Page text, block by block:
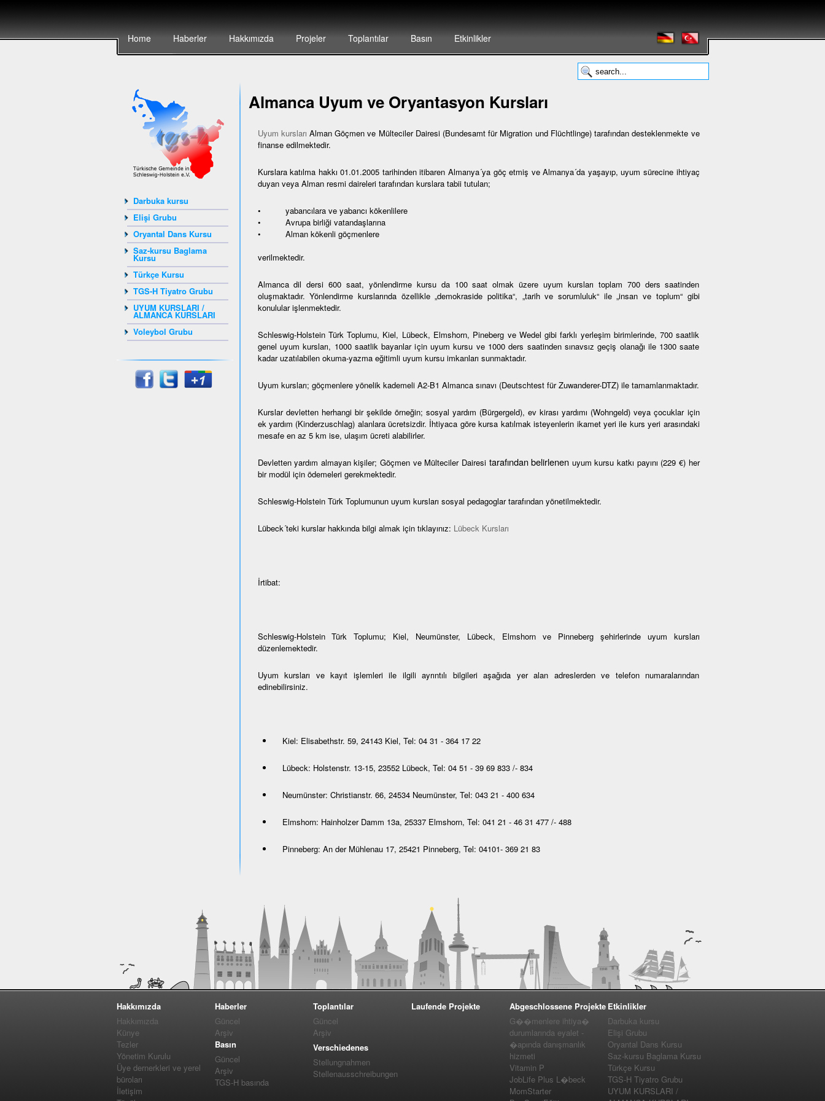
Home Haberler Hakkımızda Projeler Toplantılar Basın Etkinlikler
Darbuka kursu
Elişi Grubu
Oryantal Dans Kursu
Saz-kursu Baglama
Kursu
Türkçe Kursu
TGS-H Tiyatro Grubu
UYUM KURSLARI /
ALMANCA KURSLARI
Voleybol Grubu
Almanca Uyum ve Oryantasyon Kursları
Uyum kursları Alman Göçmen ve Mülteciler Dairesi (Bundesamt für Migration und Flüchtlinge) tarafından desteklenmekte ve
finanse edilmektedir.
Kurslara katılma hakkı 01.01.2005 tarihinden itibaren Almanya´ya göç etmiş ve Almanya´da yaşayıp, uyum sürecine ihtiyaç
duyan veya Alman resmi daireleri tarafından kurslara tabii tutulan;
• yabancılara ve yabancı kökenlilere
• Avrupa birliği vatandaşlarına
• Alman kökenli göçmenlere
verilmektedir.
Almanca dil dersi 600 saat, yönlendirme kursu da 100 saat olmak üzere uyum kursları toplam 700 ders saatinden
oluşmaktadır. Yönlendirme kurslarında özellikle „demokraside politika“, „tarih ve sorumluluk“ ile „insan ve toplum“ gibi
konulular işlenmektedir.
Schleswig-Holstein Türk Toplumu, Kiel, Lübeck, Elmshorn, Pineberg ve Wedel gibi farklı yerleşim birimlerinde, 700 saatlik
genel uyum kursları, 1000 saatlik bayanlar için uyum kursu ve 1000 ders saatinden sınavsız geçiş olanağı ile 1300 saate
kadar uzatılabilen okuma-yazma eğitimli uyum kursu imkanları sunmaktadır.
Uyum kursları; göçmenlere yönelik kademeli A2-B1 Almanca sınavı (Deutschtest für Zuwanderer-DTZ) ile tamamlanmaktadır.
Kurslar devletten herhangi bir şekilde örneğin; sosyal yardım (Bürgergeld), ev kirası yardımı (Wohngeld) veya çocuklar için
ek yardım (Kinderzuschlag) alanlara ücretsizdir. İhtiyaca göre kursa katılmak isteyenlerin ikamet yeri ile kurs yeri arasındaki
mesafe en az 5 km ise, ulaşım ücreti alabilirler.
Devletten yardım almayan kişiler; Göçmen ve Mülteciler Dairesi tarafından belirlenen uyum kursu katkı payını (229 €) her
bir modül için ödemeleri gerekmektedir.
Schleswig-Holstein Türk Toplumunun uyum kursları sosyal pedagoglar tarafından yönetilmektedir.
Lübeck´teki kurslar hakkında bilgi almak için tıklayınız: Lübeck Kursları
İrtibat:
Schleswig-Holstein Türk Toplumu; Kiel, Neumünster, Lübeck, Elmshorn ve Pinneberg şehirlerinde uyum kursları
düzenlemektedir.
Uyum kursları ve kayıt işlemleri ile ilgili ayrıntılı bilgileri aşağıda yer alan adreslerden ve telefon numaralarından
edinebilirsiniz.
Kiel: Elisabethstr. 59, 24143 Kiel, Tel: 04 31 - 364 17 22
Lübeck: Holstenstr. 13-15, 23552 Lübeck, Tel: 04 51 - 39 69 833 /- 834
Neumünster: Christianstr. 66, 24534 Neumünster, Tel: 043 21 - 400 634
Elmshorn: Hainholzer Damm 13a, 25337 Elmshorn, Tel: 041 21 - 46 31 477 /- 488
Pinneberg: An der Mühlenau 17, 25421 Pinneberg, Tel: 04101- 369 21 83
Hakkımızda
Hakkımızda
Künye
Tezler
Yönetim Kurulu
Üye dernerkleri ve yerel
büroları
İletişim
Haberler
Güncel
Arşiv
Basın
Güncel
Arşiv
TGS-H basında
Toplantılar
Güncel
Arşiv
Verschiedenes
Stellungnahmen
Stellenausschreibungen
Laufende Projekte
Abgeschlossene Projekte
G��menlere ihtiya�
durumlarında eyalet -
�apında danışmanlık
hizmeti
Vitamin P
JobLife Plus L�beck
MomStarter
Etkinlikler
Darbuka kursu
Elişi Grubu
Oryantal Dans Kursu
Saz-kursu Baglama Kursu
Türkçe Kursu
TGS-H Tiyatro Grubu
UYUM KURSLARI /